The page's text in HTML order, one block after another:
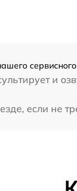
и
если не